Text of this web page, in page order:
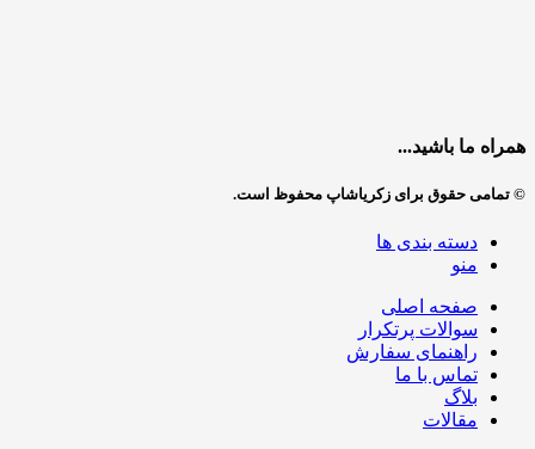
همراه ما باشید...
© تمامی حقوق برای زکریاشاپ محفوظ است.
دسته بندی ها
منو
صفحه اصلی
سوالات پرتکرار
راهنمای سفارش
تماس با ما
بلاگ
مقالات